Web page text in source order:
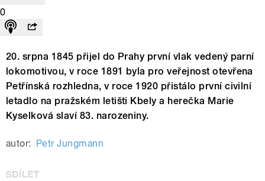
0
20. srpna 1845 přijel do Prahy první vlak vedený parní
lokomotivou, v roce 1891 byla pro veřejnost otevřena
Petřínská rozhledna, v roce 1920 přistálo první civilní
letadlo na pražském letišti Kbely a herečka Marie
Kyselková slaví 83. narozeniny.
autor: Petr Jungmann